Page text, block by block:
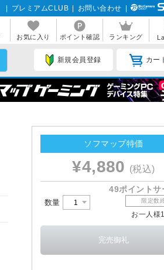
プレミアムCLUB お問い合わせ
お気に入り ポイント確認 ランキング
新規会員登録 カー
ソフマップ特価
¥4,880 (税込)
49ポイントサ
数量 限定数
お一人様